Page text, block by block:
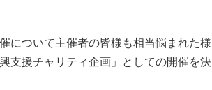
について主催者の皆様も相当悩まれた様
支援チャリティ企画」としての開催を決